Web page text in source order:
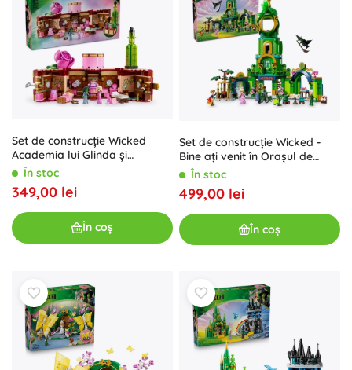
Set de construcție Wicked
Academia lui Glinda și
Elphaba
În stoc
349,00 lei
În coș
Set de construcție Wicked -
Bine ați venit în Orașul de
Smarald
În stoc
499,00 lei
În coș